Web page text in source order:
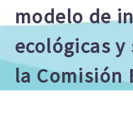
modelo de
ecológicas
la Comisión